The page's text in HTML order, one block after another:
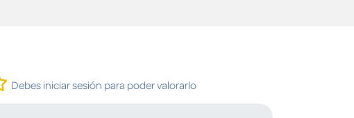
Debes iniciar sesión para poder valorarlo